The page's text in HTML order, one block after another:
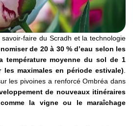
faire du Scradh et la technologie
de 20 à 30 % d’eau selon les
température moyenne du sol de 1
les maximales en période estivale)
les pivoines a renforcé Ombréa dans
de nouveaux itinéraires
la vigne ou le maraîchage